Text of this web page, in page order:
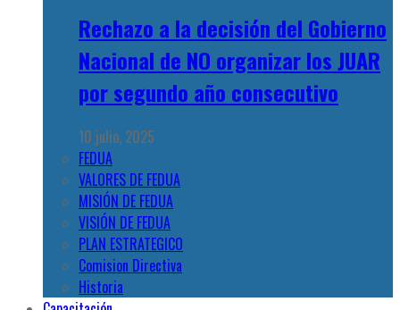
Rechazo a la decisión del Gobierno
Nacional de NO organizar los JUAR
por segundo año consecutivo
10 julio, 2025
FEDUA
VALORES DE FEDUA
MISIÓN DE FEDUA
VISIÓN DE FEDUA
PLAN ESTRATEGICO
Comision Directiva
Historia